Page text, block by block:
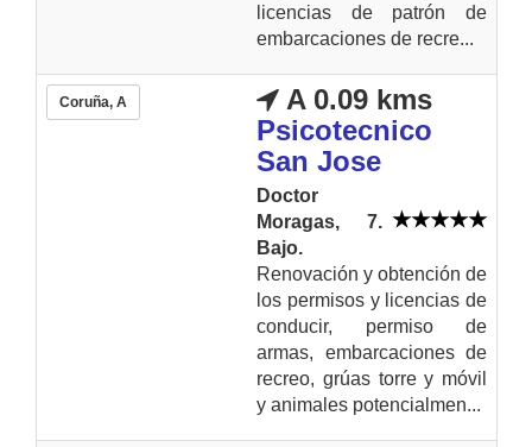
licencias de patrón de
embarcaciones de recre...
Coruña, A
A 0.09 kms
Psicotecnico
San Jose
Doctor
Moragas, 7.
Bajo.
Renovación y obtención de
los permisos y licencias de
conducir, permiso de
armas, embarcaciones de
recreo, grúas torre y móvil
y animales potencialmen...